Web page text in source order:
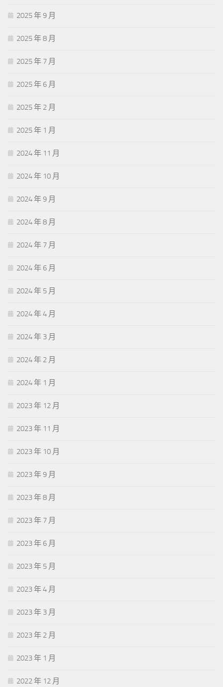
2025 年 9 月
2025 年 8 月
2025 年 7 月
2025 年 6 月
2025 年 2 月
2025 年 1 月
2024 年 11 月
2024 年 10 月
2024 年 9 月
2024 年 8 月
2024 年 7 月
2024 年 6 月
2024 年 5 月
2024 年 4 月
2024 年 3 月
2024 年 2 月
2024 年 1 月
2023 年 12 月
2023 年 11 月
2023 年 10 月
2023 年 9 月
2023 年 8 月
2023 年 7 月
2023 年 6 月
2023 年 5 月
2023 年 4 月
2023 年 3 月
2023 年 2 月
2023 年 1 月
2022 年 12 月